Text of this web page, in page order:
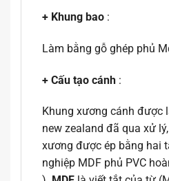
+ Khung bao :
Làm bằng gỗ ghép phủ
+ Cấu tạo cánh :
Khung xương cánh được
new zealand đã qua xử
xương được ép bằng hai
nghiệp MDF phủ PVC